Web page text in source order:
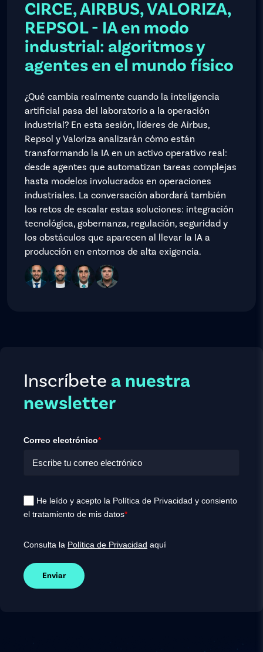
CIRCE, AIRBUS, VALORIZA,
REPSOL - IA en modo
industrial: algoritmos y
agentes en el mundo físico
¿Qué cambia realmente cuando la inteligencia
artificial pasa del laboratorio a la operación
industrial? En esta sesión, líderes de Airbus,
Repsol y Valoriza analizarán cómo están
transformando la IA en un activo operativo real:
desde agentes que automatizan tareas complejas
hasta modelos involucrados en operaciones
industriales. La conversación abordará también
los retos de escalar estas soluciones: integración
tecnológica, gobernanza, regulación, seguridad y
los obstáculos que aparecen al llevar la IA a
producción en entornos de alta exigencia.
Inscríbete a nuestra
newsletter
Correo electrónico*
He leído y acepto la Política de Privacidad y consiento
el tratamiento de mis datos*
Consulta la Política de Privacidad aquí
Enviar